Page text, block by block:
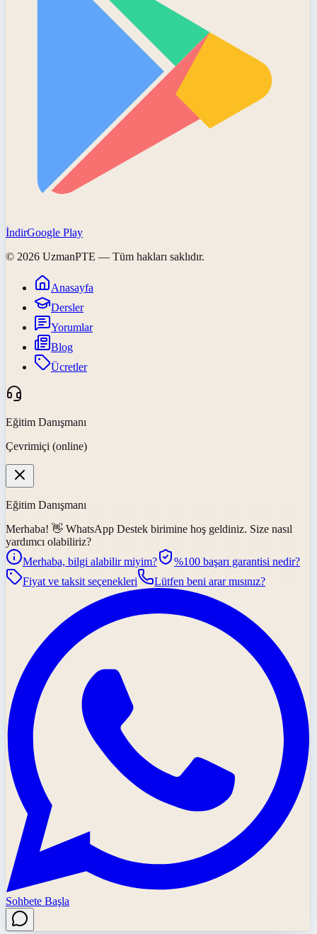
İndirGoogle Play
© 2026 UzmanPTE — Tüm hakları saklıdır.
Anasayfa
Dersler
Yorumlar
Blog
Ücretler
Eğitim Danışmanı
Çevrimiçi (online)
Eğitim Danışmanı
Merhaba! 👋 WhatsApp Destek birimine hoş geldiniz. Size nasıl
yardımcı olabiliriz?
Merhaba, bilgi alabilir miyim?
%100 başarı garantisi nedir?
Fiyat ve taksit seçenekleri
Lütfen beni arar mısınız?
Sohbete Başla